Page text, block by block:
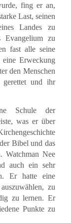
fing er an,
Last, seinen
Landes zu
Evangelium zu
fast alle seine
eine Erweckung
den Menschen
gerettet und ihr
Schule der
was er über
Bibel und das
Watchman Nee
auch ein sehr
Er hatte eine
zu
zu lernen. Er
Punkte zu